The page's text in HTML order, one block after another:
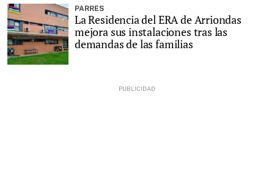
PARRES
La Residencia del ERA de Arriondas
mejora sus instalaciones tras las
demandas de las familias